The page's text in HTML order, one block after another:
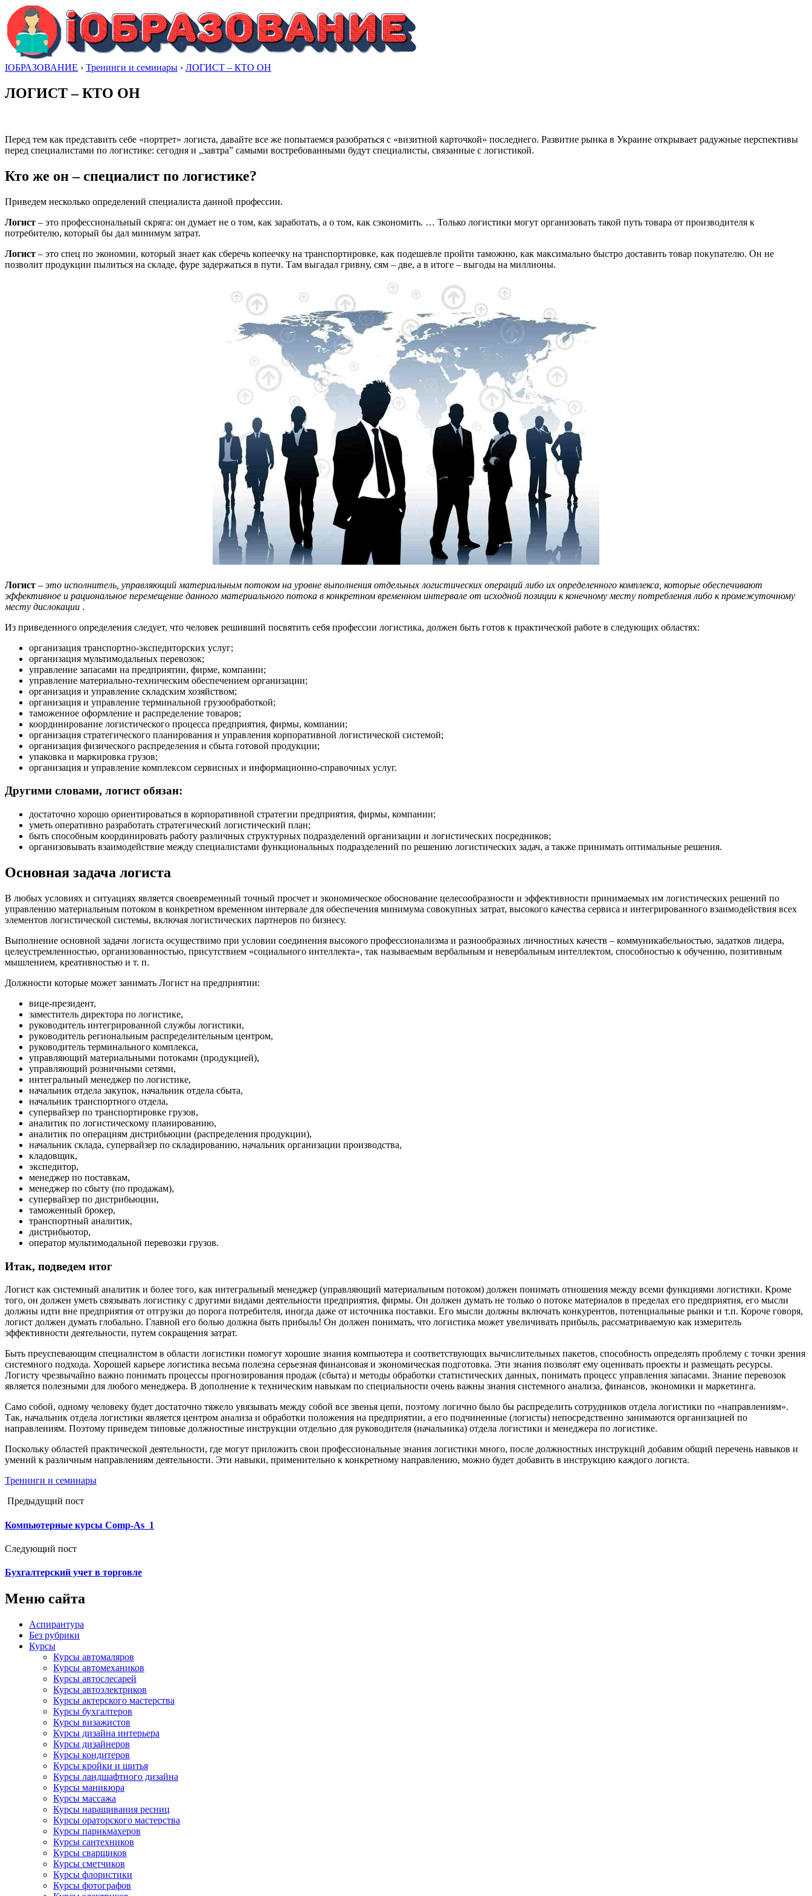
IОБРАЗОВАНИЕ › Тренинги и семинары › ЛОГИСТ – КТО ОН
ЛОГИСТ – КТО ОН
Перед тем как представить себе «портрет» логиста, давайте все же попытаемся разобраться с «визитной карточкой» последнего. Развитие рынка в Украине открывает радужные перспективы
перед специалистами по логистике: сегодня и „завтра” самыми востребованными будут специалисты, связанные с логистикой.
Кто же он – специалист по логистике?
Приведем несколько определений специалиста данной профессии.
Логист – это профессиональный скряга: он думает не о том, как заработать, а о том, как сэкономить. … Только логистики могут организовать такой путь товара от производителя к
потребителю, который бы дал минимум затрат.
Логист – это спец по экономии, который знает как сберечь копеечку на транспортировке, как подешевле пройти таможню, как максимально быстро доставить товар покупателю. Он не
позволит продукции пылиться на складе, фуре задержаться в пути. Там выгадал гривну, сям – две, а в итоге – выгоды на миллионы.
Логист – это исполнитель, управляющий материальным потоком на уровне выполнения отдельных логистических операций либо их определенного комплекса, которые обеспечивают
эффективное и рациональное перемещение данного материального потока в конкретном временном интервале от исходной позиции к конечному месту потребления либо к промежуточному
месту дислокации .
Из приведенного определения следует, что человек решивший посвятить себя профессии логистика, должен быть готов к практической работе в следующих областях:
организация транспортно-экспедиторских услуг;
организация мультимодальных перевозок;
управление запасами на предприятии, фирме, компании;
управление материально-техническим обеспечением организации;
организация и управление складским хозяйством;
организация и управление терминальной грузообработкой;
таможенное оформление и распределение товаров;
координирование логистического процесса предприятия, фирмы, компании;
организация стратегического планирования и управления корпоративной логистической системой;
организация физического распределения и сбыта готовой продукции;
упаковка и маркировка грузов;
организация и управление комплексом сервисных и информационно-справочных услуг.
Другими словами, логист обязан:
достаточно хорошо ориентироваться в корпоративной стратегии предприятия, фирмы, компании;
уметь оперативно разработать стратегический логистический план;
быть способным координировать работу различных структурных подразделений организации и логистических посредников;
организовывать взаимодействие между специалистами функциональных подразделений по решению логистических задач, а также принимать оптимальные решения.
Основная задача логиста
В любых условиях и ситуациях является своевременный точный просчет и экономическое обоснование целесообразности и эффективности принимаемых им логистических решений по
управлению материальным потоком в конкретном временном интервале для обеспечения минимума совокупных затрат, высокого качества сервиса и интегрированного взаимодействия всех
элементов логистической системы, включая логистических партнеров по бизнесу.
Выполнение основной задачи логиста осуществимо при условии соединения высокого профессионализма и разнообразных личностных качеств – коммуникабельностью, задатков лидера,
целеустремленностью, организованностью, присутствием «социального интеллекта», так называемым вербальным и невербальным интеллектом, способностью к обучению, позитивным
мышлением, креативностью и т. п.
Должности которые может занимать Логист на предприятии:
вице-президент,
заместитель директора по логистике,
руководитель интегрированной службы логистики,
руководитель региональным распределительным центром,
руководитель терминального комплекса,
управляющий материальными потоками (продукцией),
управляющий розничными сетями,
интегральный менеджер по логистике,
начальник отдела закупок, начальник отдела сбыта,
начальник транспортного отдела,
супервайзер по транспортировке грузов,
аналитик по логистическому планированию,
аналитик по операциям дистрибьюции (распределения продукции),
начальник склада, супервайзер по складированию, начальник организации производства,
кладовщик,
экспедитор,
менеджер по поставкам,
менеджер по сбыту (по продажам),
супервайзер по дистрибьюции,
таможенный брокер,
транспортный аналитик,
дистрибьютор,
оператор мультимодальной перевозки грузов.
Итак, подведем итог
Логист как системный аналитик и более того, как интегральный менеджер (управляющий материальным потоком) должен понимать отношения между всеми функциями логистики. Кроме
того, он должен уметь связывать логистику с другими видами деятельности предприятия, фирмы. Он должен думать не только о потоке материалов в пределах его предприятия, его мысли
должны идти вне предприятия от отгрузки до порога потребителя, иногда даже от источника поставки. Его мысли должны включать конкурентов, потенциальные рынки и т.п. Короче говоря,
логист должен думать глобально. Главной его болью должна быть прибыль! Он должен понимать, что логистика может увеличивать прибыль, рассматриваемую как измеритель
эффективности деятельности, путем сокращения затрат.
Быть преуспевающим специалистом в области логистики помогут хорошие знания компьютера и соответствующих вычислительных пакетов, способность определять проблему с точки зрения
системного подхода. Хорошей карьере логистика весьма полезна серьезная финансовая и экономическая подготовка. Эти знания позволят ему оценивать проекты и размещать ресурсы.
Логисту чрезвычайно важно понимать процессы прогнозирования продаж (сбыта) и методы обработки статистических данных, понимать процесс управления запасами. Знание перевозок
является полезными для любого менеджера. В дополнение к техническим навыкам по специальности очень важны знания системного анализа, финансов, экономики и маркетинга.
Само собой, одному человеку будет достаточно тяжело увязывать между собой все звенья цепи, поэтому логично было бы распределить сотрудников отдела логистики по «направлениям».
Так, начальник отдела логистики является центром анализа и обработки положения на предприятии, а его подчиненные (логисты) непосредственно занимаются организацией по
направлениям. Поэтому приведем типовые должностные инструкции отдельно для руководителя (начальника) отдела логистики и менеджера по логистике.
Поскольку областей практической деятельности, где могут приложить свои профессиональные знания логистики много, после должностных инструкций добавим общий перечень навыков и
умений к различным направлениям деятельности. Эти навыки, применительно к конкретному направлению, можно будет добавить в инструкцию каждого логиста.
Тренинги и семинары
Предыдущий пост
Компьютерные курсы Comp-As_1
Следующий пост
Бухгалтерский учет в торговле
Меню сайта
Аспирантура
Без рубрики
Курсы
Курсы автомаляров
Курсы автомехаников
Курсы автослесарей
Курсы автоэлектриков
Курсы актерского мастерства
Курсы бухгалтеров
Курсы визажистов
Курсы дизайна интерьера
Курсы дизайнеров
Курсы кондитеров
Курсы кройки и шитья
Курсы ландшафтного дизайна
Курсы маникюра
Курсы массажа
Курсы наращивания ресниц
Курсы ораторского мастерства
Курсы парикмахеров
Курсы сантехников
Курсы сварщиков
Курсы сметчиков
Курсы флористики
Курсы фотографов